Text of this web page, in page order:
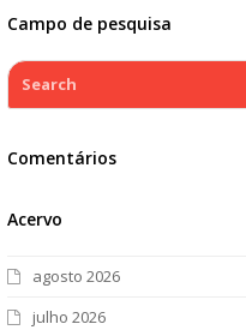
Campo de pesquisa
Search
Comentários
Acervo
agosto 2026
julho 2026